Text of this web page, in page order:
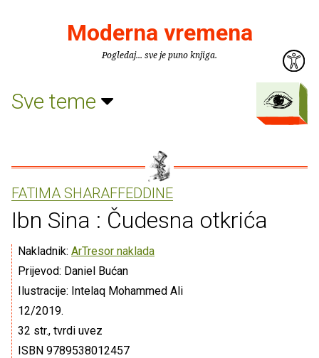
Moderna vremena
Pogledaj... sve je puno knjiga.
Sve teme
FATIMA SHARAFFEDDINE
Ibn Sina : Čudesna otkrića
Nakladnik: ArTresor naklada
Prijevod: Daniel Bućan
Ilustracije: Intelaq Mohammed Ali
12/2019.
32 str., tvrdi uvez
ISBN 9789538012457